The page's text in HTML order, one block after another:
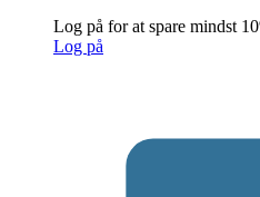
Log på for at spare mindst
Log på